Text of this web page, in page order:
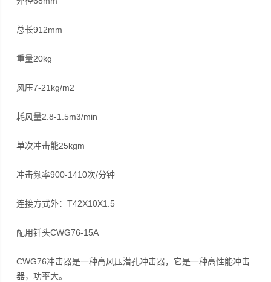
连接方式外：T42X10X1.5
配用钎头CWG76-15A
CWG76冲击器是一种高风压潜孔冲击器，它是一种高性能
总长912mm
重量20kg
风压7-21kg/m2
耗风量2.8-1.5m3/min
单次冲击能25kgm
冲击频率900-1410次/分钟
连接方式外：T42X10X1.5
配用钎头CWG76-15A
CWG76冲击器是一种高风压潜孔冲击器，它是一种高性能冲击
器，功率大。